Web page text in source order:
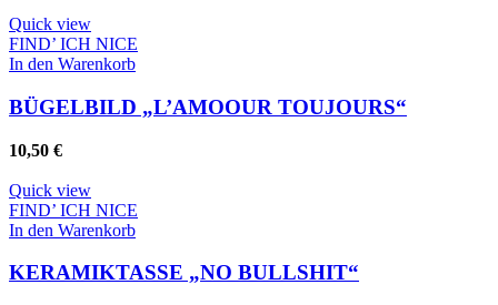
Quick view
FIND’ ICH NICE
In den Warenkorb
BÜGELBILD „L’AMOOUR TOUJOURS“
10,50 €
Quick view
FIND’ ICH NICE
In den Warenkorb
KERAMIKTASSE „NO BULLSHIT“